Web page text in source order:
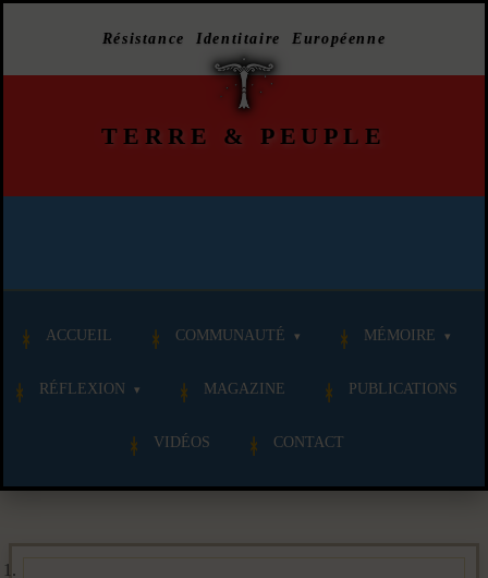
Résistance Identitaire Européenne
TERRE & PEUPLE
ACCUEIL COMMUNAUTÉ MÉMOIRE
RÉFLEXION MAGAZINE PUBLICATIONS
VIDÉOS CONTACT